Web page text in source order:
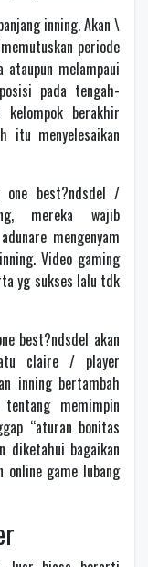
inning. Akan \
periode
melampaui
pada tengah-
berakhir
itu menyelesaikan
one best?ndsdel /
mereka wajib
mengenyam
Video gaming
yg sukses lalu tdk
best?ndsdel akan
claire / player
inning bertambah
memimpin
“aturan bonitas
diketahui bagaikan
online game lubang